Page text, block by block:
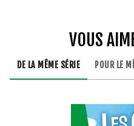
VOUS
DE LA MÊME SÉRIE POUR LE